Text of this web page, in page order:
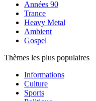
Années 90
Trance
Heavy Metal
Ambient
Gospel
Thèmes les plus populaires
Informations
Culture
Sports